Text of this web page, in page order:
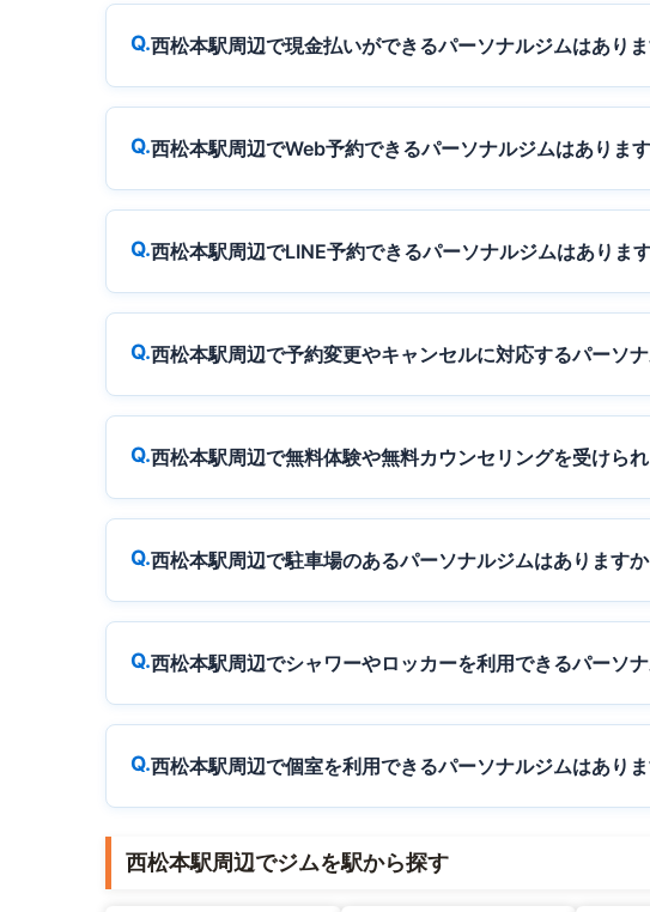
西松本駅周辺で現金払いができるパーソナルジムはあり
西松本駅周辺でWeb予約できるパーソナルジムはありま
西松本駅周辺でLINE予約できるパーソナルジムはありま
西松本駅周辺で予約変更やキャンセルに対応するパーソ
西松本駅周辺で無料体験や無料カウンセリングを受けら
西松本駅周辺で駐車場のあるパーソナルジムはありますか
西松本駅周辺でシャワーやロッカーを利用できるパーソ
西松本駅周辺で個室を利用できるパーソナルジムはあり
西松本駅周辺でジムを駅から探す